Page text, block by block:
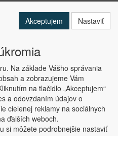
Software a.s. 2019
Akceptujem Nastaviť
Na základe Vášho správania
a zobrazujeme Vám
na tlačidlo „Akceptujem“
a odovzdaním údajov o
cielenej reklamy na sociálnych
ďalších weboch.
si môžete podrobnejšie nastaviť